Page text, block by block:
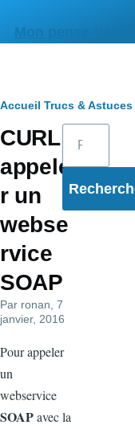
Mon pense-bête
Fil
d'Ariane
Accueil Trucs & Astuces
CURL:
appele
r un
webse
rvice
SOAP
Par ronan , 7
janvier, 2016
Pour appeler
un
webservice
SOAPavec la